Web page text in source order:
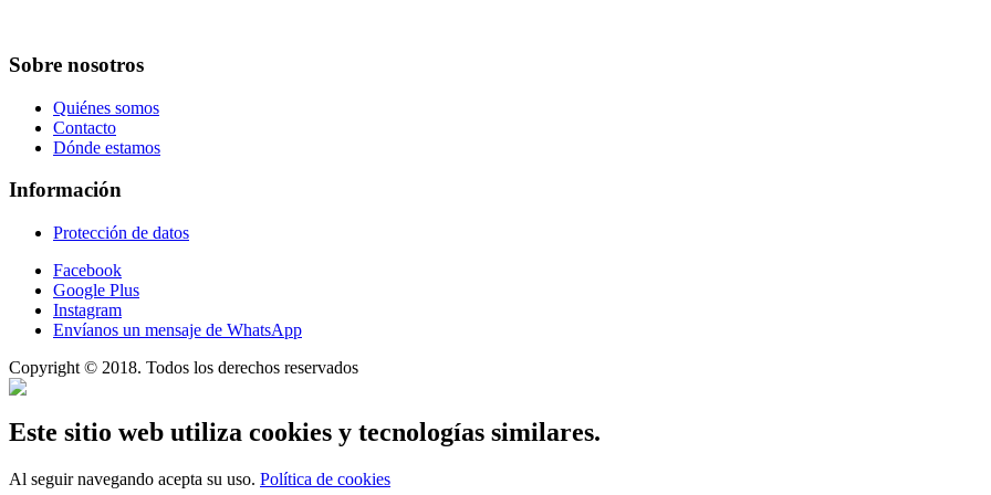
Sobre nosotros
Quiénes somos
Contacto
Dónde estamos
Información
Protección de datos
Facebook
Google Plus
Instagram
Envíanos un mensaje de WhatsApp
Copyright © 2018. Todos los derechos reservados
Este sitio web utiliza cookies y tecnologías similares.
Al seguir navegando acepta su uso. Política de cookies